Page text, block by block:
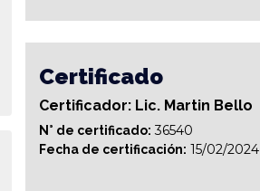
Certificado
Certificador: Lic. Martin Bello
N° de certificado: 36540
Fecha de certificación: 15/02/2024